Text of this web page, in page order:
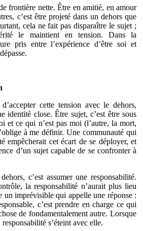
frontière nette. Être en amitié, en amour
c’est être projeté dans un dehors que
cela ne fait pas disparaître le sujet ;
le maintient en tension. Dans la
pris entre l’expérience d’être soi et
cette tension avec le dehors,
identité close. Être sujet, c’est être sous
et ce qui n’est pas moi (l’autre, la mort,
à me définir. Une communauté qui
empêcherait cet écart de se déployer, et
d’un sujet capable de se confronter à
c’est assumer une responsabilité.
la responsabilité n’aurait plus lieu
un imprévisible qui appelle une réponse :
c’est prendre en charge ce qui
de fondamentalement autre. Lorsque
s’éteint avec elle.